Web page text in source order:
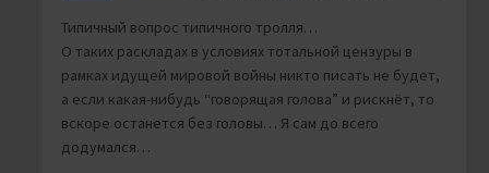
Типичный вопрос типичного тролля…
О таких раскладах в условиях тотальной цензуры в
рамках идущей мировой войны никто писать не будет,
а если какая-нибудь “говорящая голова” и рискнёт, то
вскоре останется без головы… Я сам до всего
додумался…